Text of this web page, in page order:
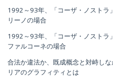
1992～93年、「コーザ・ノストラ
リーノの場合
1992～93年、「コーザ・ノストラ
ファルコーネの場合
合法か違法か、既成概念と対峙し
リアのグラフィティとは